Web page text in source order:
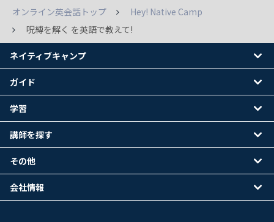
オンライン英会話トップ
Hey! Native Camp
呪縛を解く を英語で教えて!
ネイティブキャンプ
ガイド
学習
講師を探す
その他
会社情報